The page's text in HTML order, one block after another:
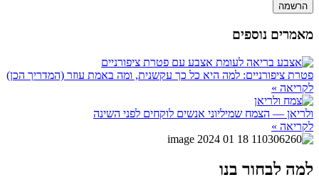
הרשמה
מאמרים נוספים
פטרת ציפורניים: למה היא כל כך עקשנית, ומה באמת עוזר (המדריך הכן)
לקריאה »
ולריאן — הצמח שמיליוני אנשים לוקחים לפני השינה
לקריאה »
למה לבחור בנו